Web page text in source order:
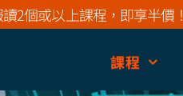
2個或以上課程，即享半價！
課程